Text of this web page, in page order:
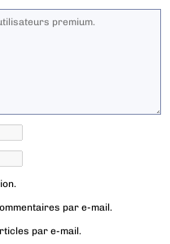
par e-mail.
par e-mail.